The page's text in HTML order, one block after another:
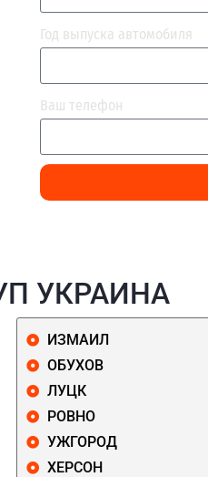
Год выпуска автомобиля
Ваш телефон
УКРАИНА
ИЗМАИЛ
ОБУХОВ
ЛУЦК
РОВНО
УЖГОРОД
ХЕРСОН